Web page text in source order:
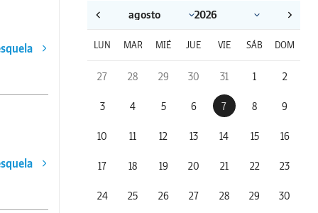
LUN MAR MIÉ JUE VIE SÁB DOM
27 28 29 30 31 1 2
3 4 5 6 7 8 9
10 11 12 13 14 15 16
17 18 19 20 21 22 23
24 25 26 27 28 29 30